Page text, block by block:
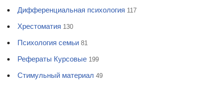
Дифференциальная психология 117
Хрестоматия 130
Психология семьи 81
Рефераты Курсовые 199
Стимульный материал 49